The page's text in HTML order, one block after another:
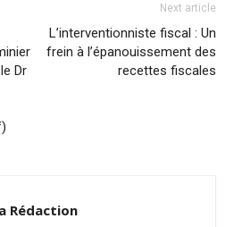
Dr
Next article
L’interventionniste fiscal : Un
frein à l’épanouissement des
recettes fiscales
Rédaction